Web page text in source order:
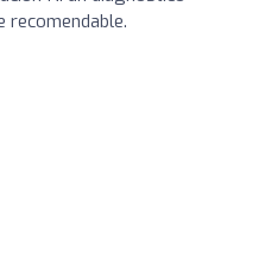
recomendable.